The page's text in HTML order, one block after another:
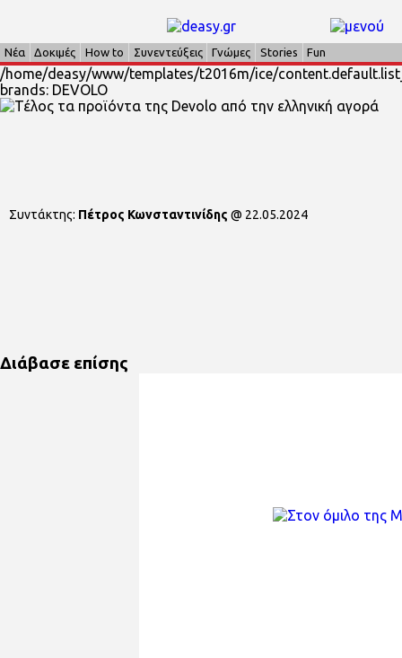
Νέα Δοκιμές How to Συνεντεύξεις Γνώμες Stories Fun
/home/deasy/www/templates/t2016m/ice/
brands: DEVOLO
Συντάκτης: Πέτρος Κωνσταντινίδης @ 22.05.2024
Διάβασε επίσης